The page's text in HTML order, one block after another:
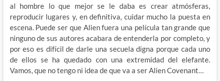
al hombre lo que mejor se le daba es crear atmósferas,
reproducir lugares y, en definitiva, cuidar mucho la puesta en
escena. Puede ser que Alien fuera una película tan grande que
ninguno de sus autores acabara de entenderla por completo, y
por eso es difícil de darle una secuela digna porque cada uno
de ellos se ha quedado con una extremidad del elefante.
Vamos, que no tengo ni idea de que va a ser Alien Covenant…